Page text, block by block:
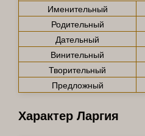
Именительный
Родительный
Дательный
Винительный
Творительный
Предложный
Характер Ларгия